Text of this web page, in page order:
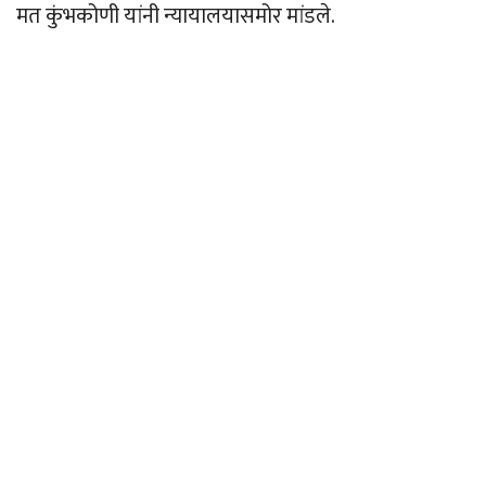
मत कुंभकोणी यांनी न्यायालयासमोर मांडले.